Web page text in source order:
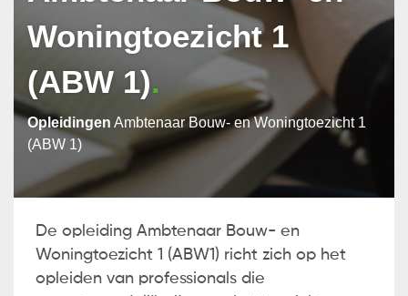
Woningtoezicht 1
(ABW 1)
Opleidingen Ambtenaar Bouw- en Woningtoezicht 1
(ABW 1)
De opleiding Ambtenaar Bouw- en
Woningtoezicht 1 (ABW1) richt zich op het
opleiden van professionals die